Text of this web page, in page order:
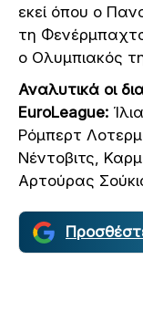
εκεί όπου ο
τη
ο Ολυμπιακός
Αναλυτικά οι
EuroLeague:
Ρόμπερτ
Νέντοβιτς,
Αρτούρας